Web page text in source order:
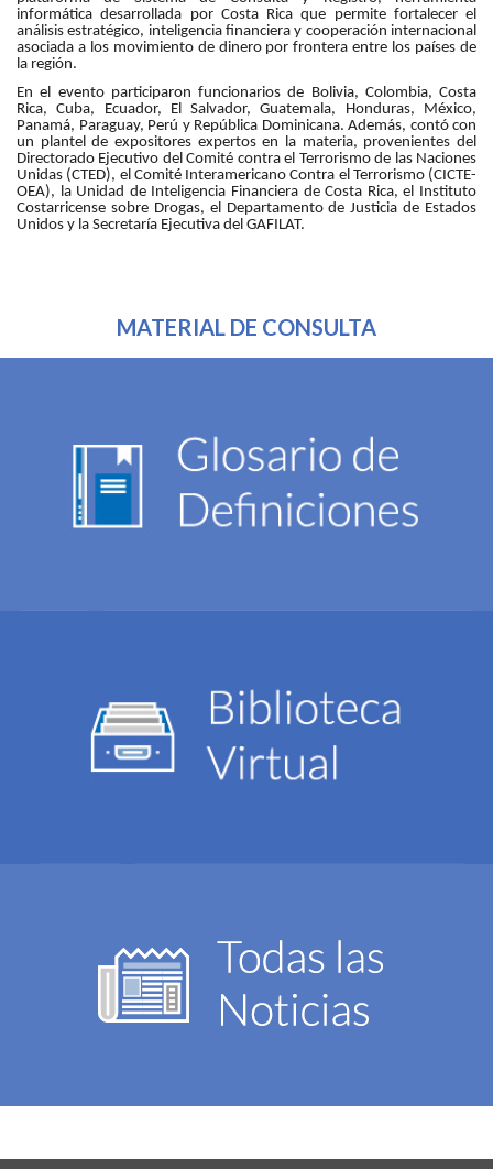
informática desarrollada por Costa Rica que permite fortalecer el
análisis estratégico, inteligencia financiera y cooperación internacional
asociada a los movimiento de dinero por frontera entre los países de
la región.
En el evento participaron funcionarios de Bolivia, Colombia, Costa
Rica, Cuba, Ecuador, El Salvador, Guatemala, Honduras, México,
Panamá, Paraguay, Perú y República Dominicana. Además, contó con
un plantel de expositores expertos en la materia, provenientes del
Directorado Ejecutivo del Comité contra el Terrorismo de las Naciones
Unidas (CTED), el Comité Interamericano Contra el Terrorismo (CICTE-
OEA), la Unidad de Inteligencia Financiera de Costa Rica, el Instituto
Costarricense sobre Drogas, el Departamento de Justicia de Estados
Unidos y la Secretaría Ejecutiva del GAFILAT.
MATERIAL DE CONSULTA